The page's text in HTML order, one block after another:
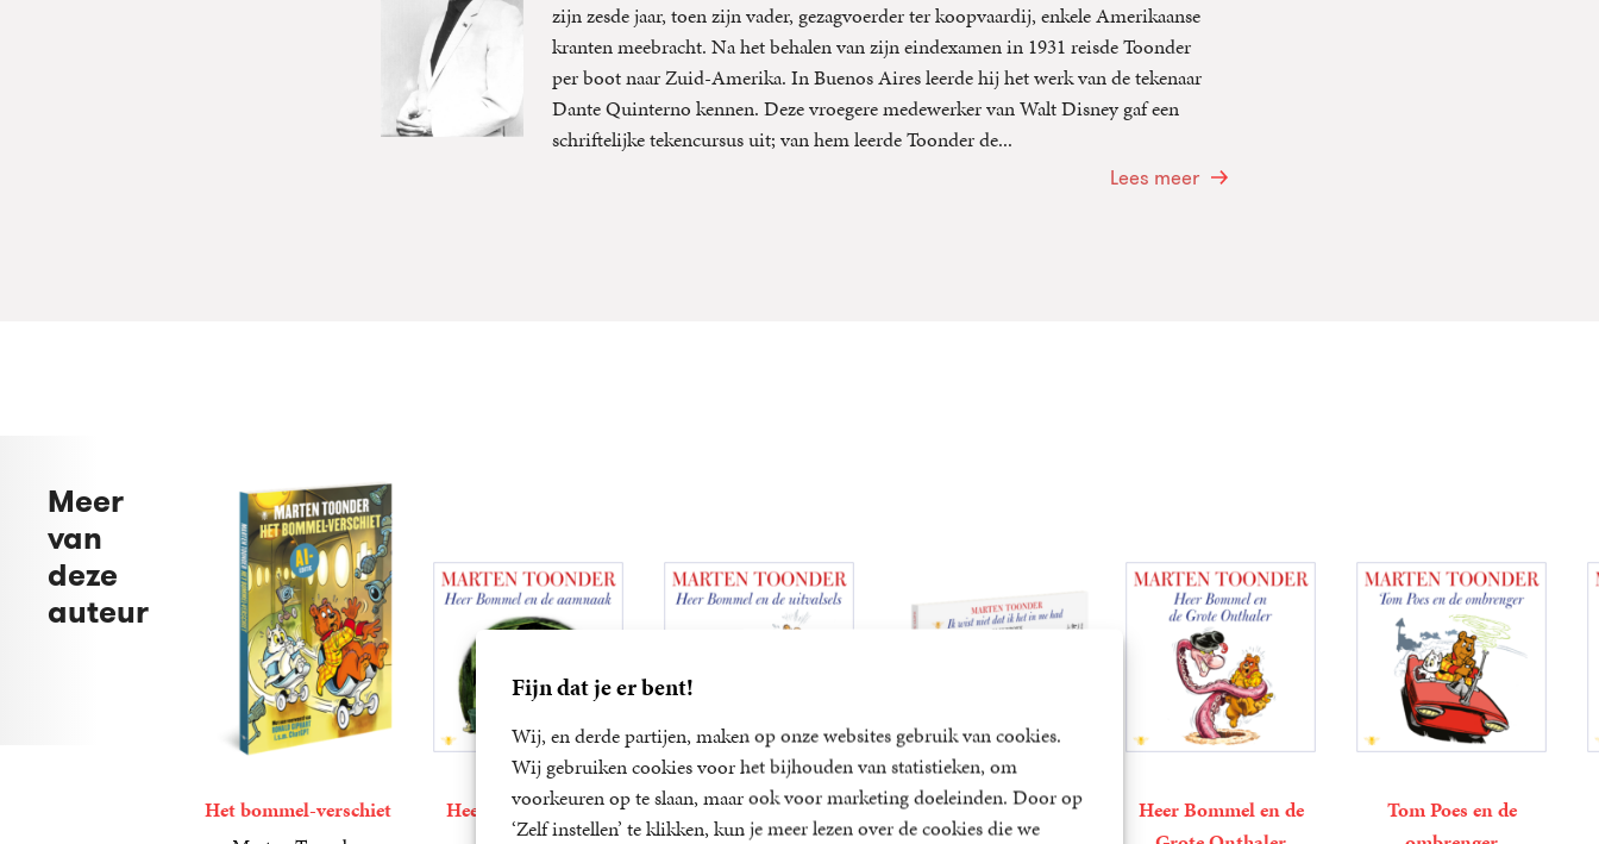
Fijn dat je er bent!
Wij, en derde partijen, maken op onze websites gebruik van cookies.
Wij gebruiken cookies voor het bijhouden van statistieken, om
voorkeuren op te slaan, maar ook voor marketing doeleinden. Door op
‘Zelf instellen’ te klikken, kun je meer lezen over de cookies die we
zijn zesde jaar, toen zijn vader, gezagvoerder ter koopvaardij, enkele Amerikaanse
kranten meebracht. Na het behalen van zijn eindexamen in 1931 reisde Toonder
per boot naar Zuid-Amerika. In Buenos Aires leerde hij het werk van de tekenaar
Dante Quinterno kennen. Deze vroegere medewerker van Walt Disney gaf een
schriftelijke tekencursus uit; van hem leerde Toonder de...
Lees meer
Meer
van
deze
auteur
Het bommel-verschiet
Heer Bommel en de
Heer Bommel en de
Ik wist niet dat ik het
Heer Bommel en de
Tom Poes en de